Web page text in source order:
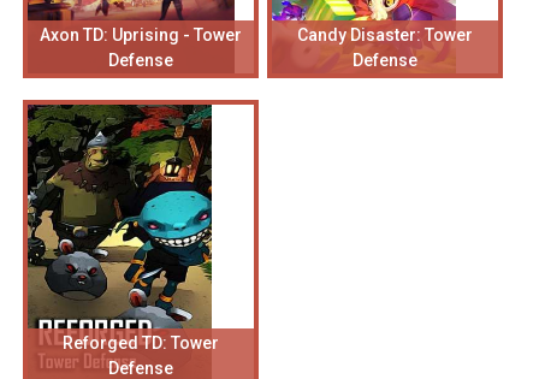
Axon TD: Uprising - Tower
Defense
Candy Disaster: Tower
Defense
Reforged TD: Tower
Defense